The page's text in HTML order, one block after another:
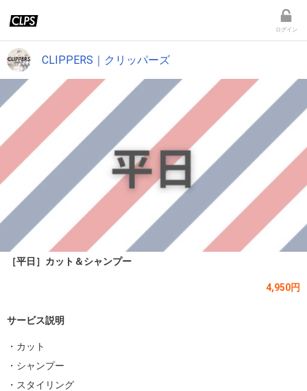
ログイン
CLIPPERS｜クリッパーズ
［平日］カット＆シャンプー
4,950円
サービス説明
・カット
・シャンプー
・スタイリング